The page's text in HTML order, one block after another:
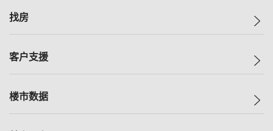
美联集团
人才招募
找房
一手新房
减价
客户支援
自助放盘
楼市数据